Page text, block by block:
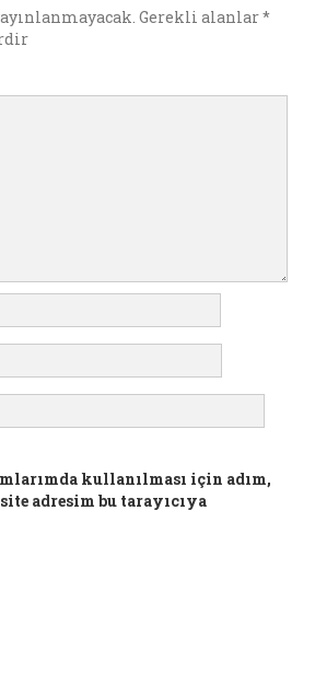
Gerekli alanlar*
kullanılması için adım,
adresim bu tarayıcıya